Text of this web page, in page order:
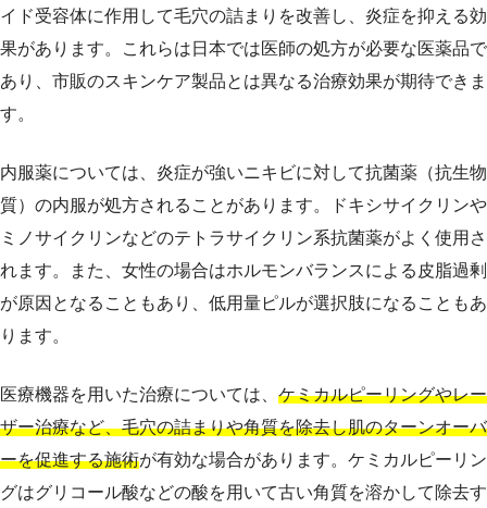
イド受容体に作用して毛穴の詰まりを改善し、炎症を抑える効
果があります。これらは日本では医師の処方が必要な医薬品で
あり、市販のスキンケア製品とは異なる治療効果が期待できま
す。
内服薬については、炎症が強いニキビに対して抗菌薬（抗生物
質）の内服が処方されることがあります。ドキシサイクリンや
ミノサイクリンなどのテトラサイクリン系抗菌薬がよく使用さ
れます。また、女性の場合はホルモンバランスによる皮脂過剰
が原因となることもあり、低用量ピルが選択肢になることもあ
ります。
医療機器を用いた治療については、 ケミカルピーリングやレー
ザー治療など、毛穴の詰まりや角質を除去し肌のターンオーバ
ーを促進する施術が有効な場合があります。ケミカルピーリン
グはグリコール酸などの酸を用いて古い角質を溶かして除去す